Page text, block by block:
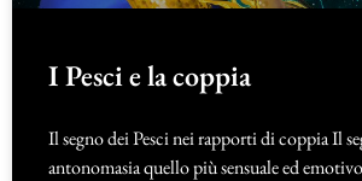
I Pesci e la coppia
Il segno dei Pesci nei rapporti di coppia Il
antonomasia quello più sensuale ed